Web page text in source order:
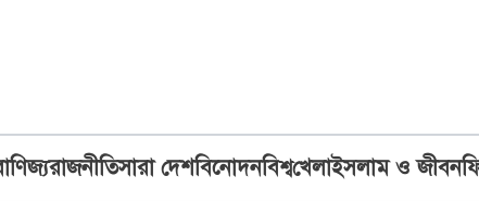
রাজনীতিসারা দেশবিনোদনবিশ্বখেলাইসলাম ও জীবন